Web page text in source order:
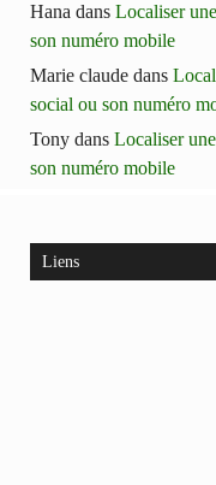
Hana dans Localiser
son numéro mobile
Marie claude dans
social ou son numéro
Tony dans Localiser
son numéro mobile
Liens